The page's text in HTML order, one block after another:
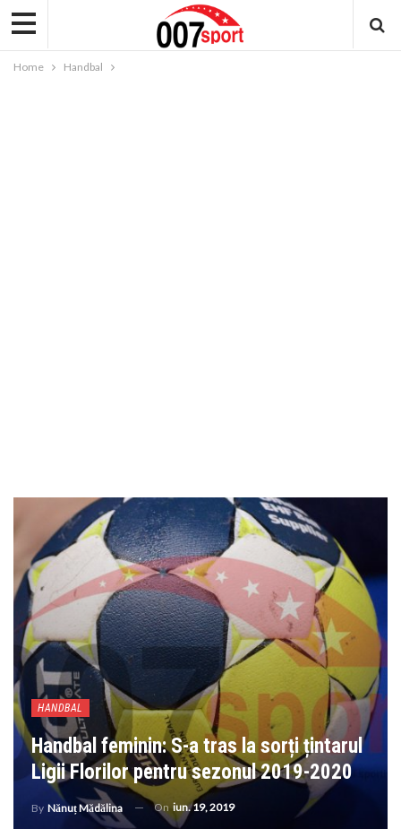
Home Handbal
HANDBAL
Handbal feminin: S-a tras la sorți țintarul
Ligii Florilor pentru sezonul 2019-2020
By Nănuț Mădălina On iun. 19, 2019